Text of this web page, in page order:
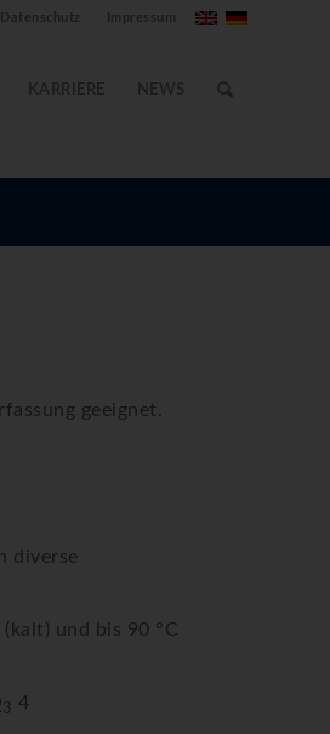
Datenschutz Impressum
KARRIERE NEWS
geeignet.
diverse
und bis 90 °C
3 4